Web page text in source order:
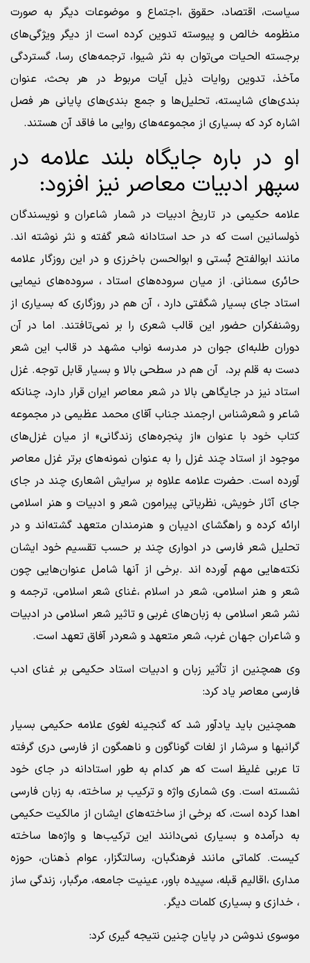
سیاست، اقتصاد، حقوق ،اجتماع و موضوعات دیگر به صورت
منظومه خالص و پیوسته تدوین کرده است از دیگر ویژگی‌های
برجسته الحیات می‌توان به نثر شیوا، ترجمه‌های رسا، گستردگی
مآخذ، تدوین روایات ذیل آیات مربوط در هر بحث، عنوان
بندی‌های شایسته، تحلیل‌ها و جمع بندی‌های پایانی هر فصل
اشاره کرد که بسیاری از مجموعه‌های روایی ما فاقد آن هستند.
او در باره جایگاه بلند علامه در
سپهر ادبیات معاصر نیز افزود:
علامه حکیمی در تاریخ ادبیات در شمار شاعران و نویسندگان
ذولسانین است که در حد استادانه شعر گفته‌ و نثر نوشته اند.
مانند ابوالفتح بُستی و ابوالحسن باخرزی و در این روزگار علامه
حائری سمنانی. از میان سروده‌های استاد ، سروده‌های نیمایی
استاد جای بسیار شگفتی دارد ، آن هم در روزگاری که بسیاری از
روشنفکران حضور این قالب شعری را بر نمی‌تافتند. اما در آن
دوران طلبه‌ای جوان در مدرسه نواب مشهد در قالب این شعر
دست به قلم برد، آن هم در سطحی بالا و بسیار قابل توجه. غزل
استاد نیز در جایگاهی بالا در شعر معاصر ایران قرار دارد، چنانکه
شاعر و شعرشناس ارجمند جناب آقای محمد عظیمی در مجموعه
کتاب خود با عنوان «از پنجره‌های زندگانی» از میان غزل‌های
موجود از استاد چند غزل را به عنوان نمونه‌های برتر غزل معاصر
آورده است. حضرت علامه علاوه بر سرایش اشعاری چند در جای
جای آثار خویش، نظریاتی پیرامون شعر و ادبیات و هنر اسلامی
ارائه کرده و راهگشای ادیبان و هنرمندان متعهد گشته‌اند و در
تحلیل شعر فارسی در ادواری چند بر حسب تقسیم خود ایشان
نکته‌هایی مهم آورده اند .برخی از آنها شامل عنوان‌هایی چون
شعر و هنر اسلامی، شعر در اسلام ،غنای شعر اسلامی، ترجمه و
نشر شعر اسلامی به زبان‌های غربی و تاثیر شعر اسلامی در ادبیات
و شاعران جهان غرب، شعر متعهد و شعردر آفاق تعهد است.
وی همچنین از تأثیر زبان و ادبیات استاد حکیمی بر غنای ادب
فارسی معاصر یاد کرد:
همچنین باید یادآور شد که گنجینه لغوی علامه حکیمی بسیار
گرانبها و سرشار از لغات گوناگون و ناهمگون از فارسی دری گرفته
تا عربی غلیظ است که هر کدام به طور استادانه در جای خود
نشسته است. وی شماری واژه و ترکیب بر ساخته، به زبان فارسی
اهدا کرده است، که برخی از ساخته‌های ایشان از مالکیت حکیمی
به درآمده و بسیاری نمی‌دانند این ترکیب‌ها و واژه‌ها ساخته
کیست. کلماتی مانند فرهنگبان، رسالتگزار، عوام ذهنان، حوزه
مداری ،اقالیم قبله، سپیده باور، عینیت جامعه، مرگبار، زندگی ساز
، خدازی و بسیاری کلمات دیگر.
موسوی ندوشن در پایان چنین نتیجه گیری کرد: